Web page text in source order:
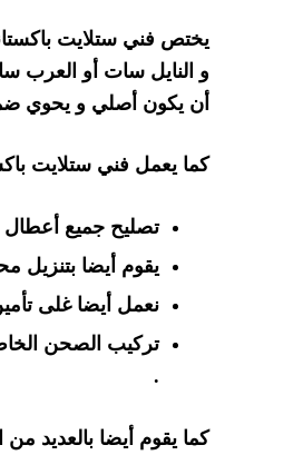
يختص فني ستلايت
و النايل سات أو العرب
أن يكون أصلي و يحوي
كما يعمل فني ستلايت
تصليح جميع أعطال
يقوم أيضا بتنزيل
نعمل أيضا غلى
تركيب الصحن
.
كما يقوم أيضا بالعديد